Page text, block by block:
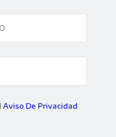
Aviso De Privacidad